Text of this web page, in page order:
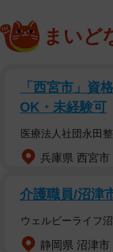
まいど
「西宮市」資
OK・未経験可
医療法人社団永田
兵庫県 西宮市
介護職員/沼津
ウェルビーライフ
静岡県 沼津市